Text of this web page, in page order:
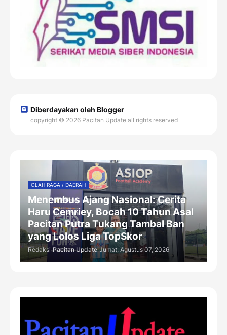
Diberdayakan oleh Blogger
copyright © 2026 Pacitan Update all rights reserved
OLAH RAGA / DAERAH
Menembus Ajang Nasional: Cerita
Haru Cemriey, Bocah 10 Tahun Asal
Pacitan Putra Tukang Tambal Ban
yang Lolos Liga TopSkor
Redaksi Pacitan Update Jumat, Agustus 07, 2026